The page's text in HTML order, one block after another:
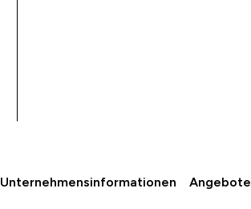
Unternehmensinformationen Angebote